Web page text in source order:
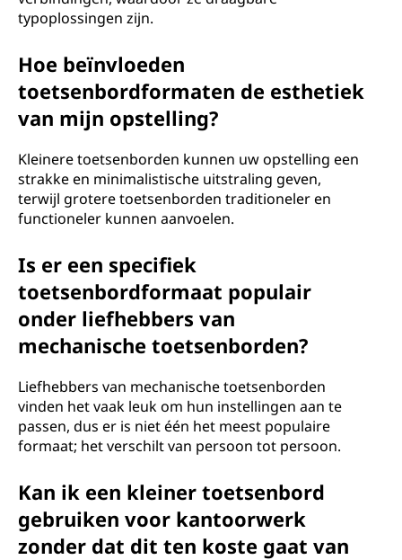
typoplossingen zijn.
Hoe beïnvloeden
toetsenbordformaten de esthetiek
van mijn opstelling?
Kleinere toetsenborden kunnen uw opstelling een
strakke en minimalistische uitstraling geven,
terwijl grotere toetsenborden traditioneler en
functioneler kunnen aanvoelen.
Is er een specifiek
toetsenbordformaat populair
onder liefhebbers van
mechanische toetsenborden?
Liefhebbers van mechanische toetsenborden
vinden het vaak leuk om hun instellingen aan te
passen, dus er is niet één het meest populaire
formaat; het verschilt van persoon tot persoon.
Kan ik een kleiner toetsenbord
gebruiken voor kantoorwerk
zonder dat dit ten koste gaat van